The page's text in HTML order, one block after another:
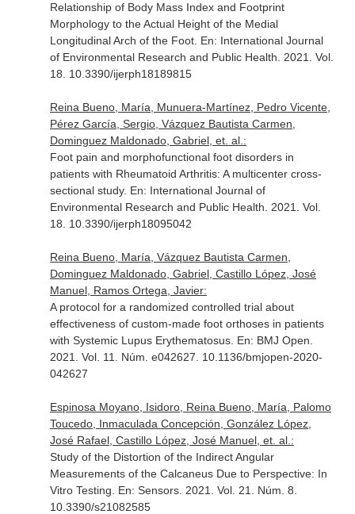
Relationship of Body Mass Index and Footprint
Morphology to the Actual Height of the Medial
Longitudinal Arch of the Foot. En: International Journal
of Environmental Research and Public Health . 2021. Vol.
18. 10.3390/ijerph18189815
Reina Bueno, María, Munuera-Martínez, Pedro Vicente,
Pérez García, Sergio, Vázquez Bautista Carmen,
Dominguez Maldonado, Gabriel, et. al.:
Foot pain and morphofunctional foot disorders in
patients with Rheumatoid Arthritis: A multicenter cross-
sectional study. En: International Journal of
Environmental Research and Public Health . 2021. Vol.
18. 10.3390/ijerph18095042
Reina Bueno, María, Vázquez Bautista Carmen,
Dominguez Maldonado, Gabriel, Castillo López, José
Manuel, Ramos Ortega, Javier:
A protocol for a randomized controlled trial about
effectiveness of custom-made foot orthoses in patients
with Systemic Lupus Erythematosus. En: BMJ Open
2021. Vol. 11. Núm. e042627. 10.1136/bmjopen-2020-
042627
Espinosa Moyano, Isidoro, Reina Bueno, María, Palomo
Toucedo, Inmaculada Concepción, González López,
José Rafael, Castillo López, José Manuel, et. al.:
Study of the Distortion of the Indirect Angular
Measurements of the Calcaneus Due to Perspective: In
Vitro Testing. En: Sensors. 2021. Vol. 21. Núm. 8.
10.3390/s21082585